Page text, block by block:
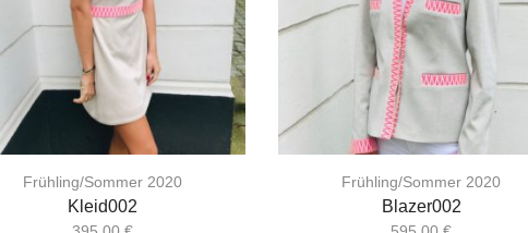
Frühling/Sommer 2020
Kleid002
Frühling/Sommer 2020
Blazer002